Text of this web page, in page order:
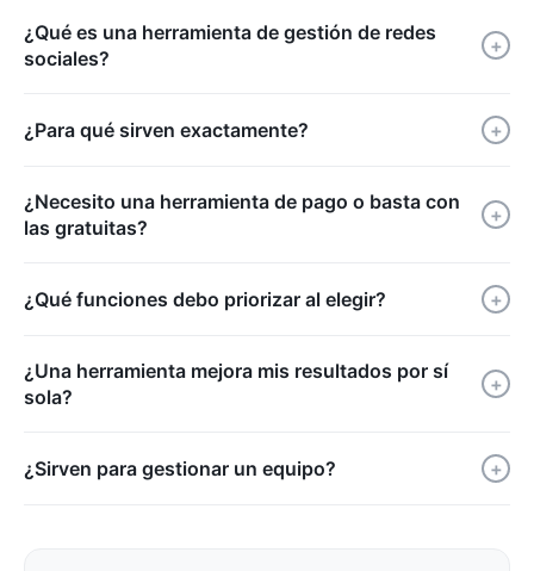
¿Qué es una herramienta de gestión de redes
sociales?
+
¿Para qué sirven exactamente? +
¿Necesito una herramienta de pago o basta con
las gratuitas?
+
¿Qué funciones debo priorizar al elegir? +
¿Una herramienta mejora mis resultados por sí
sola?
+
¿Sirven para gestionar un equipo? +